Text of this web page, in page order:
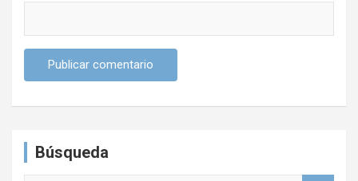
Búsqueda